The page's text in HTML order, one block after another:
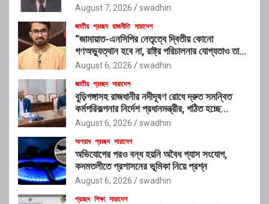
August 7, 2026 swadhin
জাতীয় প্রচ্ছদ রাজনীতি সারাদেশ
“জামায়াত-এনসিপির নেতৃত্বে দ্বিতীয় কোনো
গণঅভ্যুত্থান হবে না, রাষ্ট্র পরিচালনার যোগ্যতাও তাদের
নেই”: রাশেদ খাঁনের
August 6, 2026 swadhin
জাতীয় প্রচ্ছদ সারাদেশ
বুড়িগঙ্গাসহ রাজধানীর নদীদূষণ রোধে দ্রুত সমন্বিত
কর্মপরিকল্পনার নির্দেশ প্রধানমন্ত্রীর, গঠিত হচ্ছে
আন্তঃসংস্থা সমন্বয় কমিটি
August 6, 2026 swadhin
অপরাধ প্রচ্ছদ সারাদেশ
অভিযোগের পরও বন্ধ হয়নি অবৈধ গ্যাস সংযোগ,
কদমতলীতে প্রশাসনের ভূমিকা নিয়ে প্রশ্ন
August 6, 2026 swadhin
প্রচ্ছদ শিক্ষা সারাদেশ